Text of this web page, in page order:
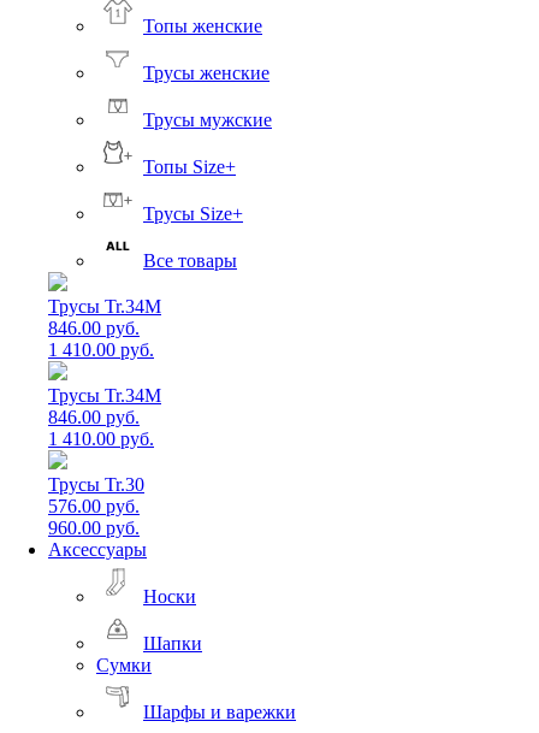
Топы женские
Трусы женские
Трусы мужские
Топы Size+
Трусы Size+
Все товары
Трусы Tr.34M
846.00 руб.
1 410.00 руб.
Трусы Tr.34M
846.00 руб.
1 410.00 руб.
Трусы Tr.30
576.00 руб.
960.00 руб.
Аксессуары
Носки
Шапки
Сумки
Шарфы и варежки